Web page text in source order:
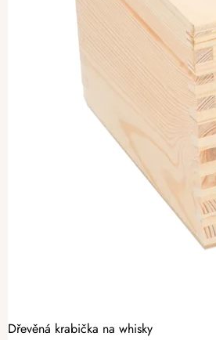
Dřevěná krabička na whisky